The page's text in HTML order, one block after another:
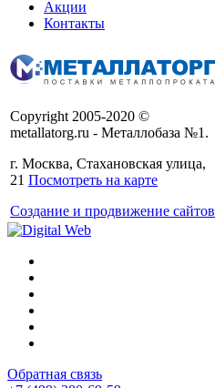
Акции
Контакты
Copyright 2005-2020 ©
metallatorg.ru - Металлобаза №1.
г. Москва, Стахановская улица,
21 Посмотреть на карте
Создание и продвижение сайтов
Обратная связь